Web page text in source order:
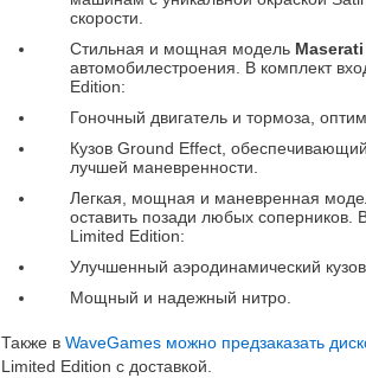
скорости.
Стильная и мощная модель
автомобилестроения. В комплект
Edition:
Гоночный двигатель и тормоза,
Кузов Ground Effect,
лучшей маневренности.
Легкая, мощная и маневренная
оставить позади любых
Limited Edition:
Улучшенный аэродинамический
Мощный и надежный нитро.
Также в WaveGames можно предзаказать
Limited Edition с доставкой.